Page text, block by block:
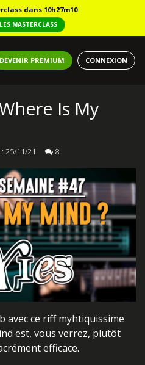
dans 10h27m08
MASTERCLASS
DEVENIR PREMIUM CONNEXION
Is My
: 25/11/21 8
avec ce riff myhtiquissime
est, vous verrez, plutôt
efficace.